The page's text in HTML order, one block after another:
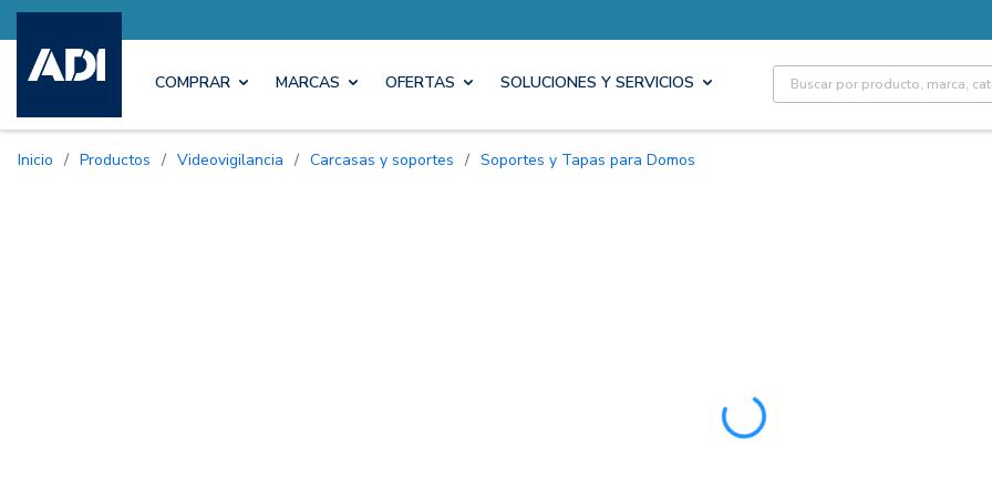
COMPRAR MARCAS OFERTAS SOLUCIONES Y SERVICIOS Site Search
Inicio / Productos / Videovigilancia / Carcasas y soportes / Soportes y Tapas para Domos